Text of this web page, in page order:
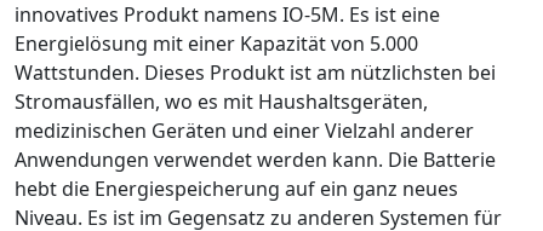
innovatives Produkt namens IO-5M. Es ist eine
Energielösung mit einer Kapazität von 5.000
Wattstunden. Dieses Produkt ist am nützlichsten bei
Stromausfällen, wo es mit Haushaltsgeräten,
medizinischen Geräten und einer Vielzahl anderer
Anwendungen verwendet werden kann. Die Batterie
hebt die Energiespeicherung auf ein ganz neues
Niveau. Es ist im Gegensatz zu anderen Systemen für